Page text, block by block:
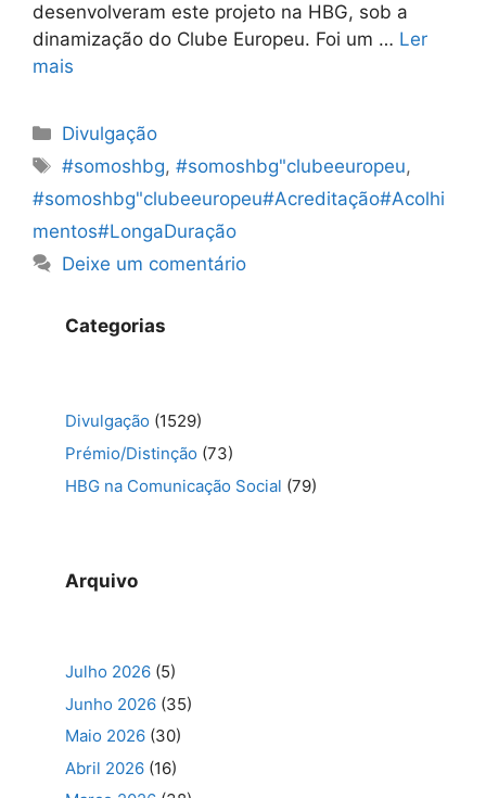
desenvolveram este projeto na HBG, sob a
dinamização do Clube Europeu. Foi um … Ler
mais
Categorias
Divulgação
Etiquetas
#somoshbg,#somoshbg"clubeeuropeu,
#somoshbg"clubeeuropeu#Acreditação#Acolhi
mentos#LongaDuração
Deixe um comentário
Categorias
Divulgação (1529)
Prémio/Distinção (73)
HBG na Comunicação Social (79)
Arquivo
Julho 2026 (5)
Junho 2026 (35)
Maio 2026 (30)
Abril 2026 (16)